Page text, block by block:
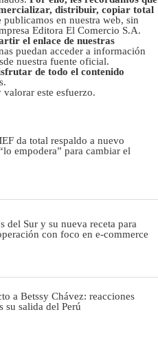
distribuir, copiar total
publicamos en nuestra web, sin
Editora El Comercio S.A.
el enlace de nuestras
puedan acceder a información
nuestra fuente oficial.
de todo el contenido
este esfuerzo.
da total respaldo a nuevo
empodera” para cambiar el
del Sur y su nueva receta para
con foco en e-commerce
a Betssy Chávez: reacciones
su salida del Perú